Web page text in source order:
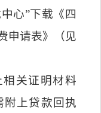
心”下载《四
申请表》（见
关证明材料
附上贷款回执